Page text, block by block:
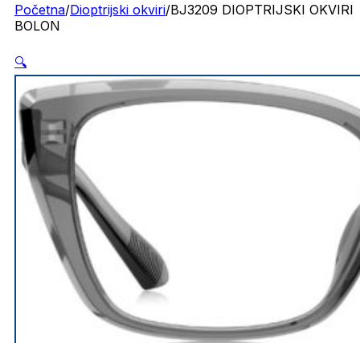
Početna/Dioptrijski okviri/BJ3209 DIOPTRIJSKI OKVIRI
BOLON
🔍